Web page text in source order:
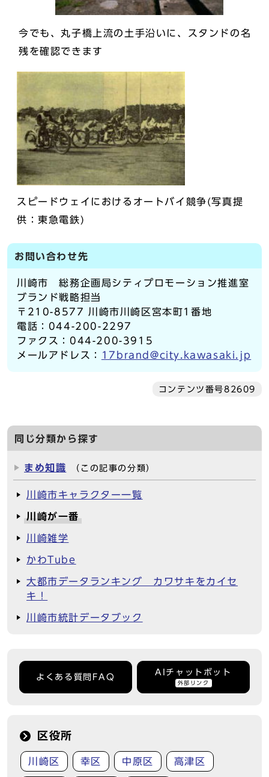
今でも、丸子橋上流の土手沿いに、スタンドの名
残を確認できます
スピードウェイにおけるオートバイ競争(写真提
供：東急電鉄)
お問い合わせ先
川崎市 総務企画局シティプロモーション推進室
ブランド戦略担当
〒210-8577 川崎市川崎区宮本町1番地
電話：044-200-2297
ファクス：044-200-3915
メールアドレス：
17brand@city.kawasaki.jp
コンテンツ番号82609
同じ分類から探す
まめ知識 （この記事の分類）
川崎市キャラクター一覧
川崎が一番
川崎雑学
かわTube
大都市データランキング カワサキをカイセ
キ！
川崎市統計データブック
よくある質問FAQ
AIチャットボット
外部リンク
区役所
川崎区 幸区 中原区 高津区